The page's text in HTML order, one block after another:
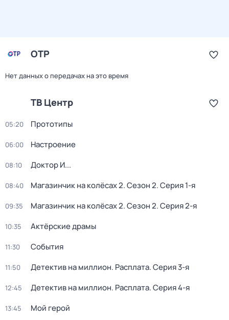
ОТР
Нет данных о передачах на это время
ТВ Центр
05:20 Прототипы
06:00 Настроение
08:10 Доктор И...
08:40 Магазинчик на колёсах 2. Сезон 2. Серия 1-я
09:35 Магазинчик на колёсах 2. Сезон 2. Серия 2-я
10:35 Актёрские драмы
11:30 События
11:50 Детектив на миллион. Расплата. Серия 3-я
12:45 Детектив на миллион. Расплата. Серия 4-я
13:45 Мой герой